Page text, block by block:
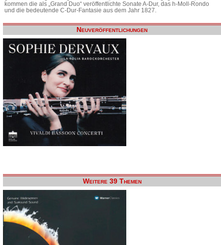
kommen die als „Grand Duo“ veröffentlichte Sonate A-Dur, das h-Moll-Rondo
und die bedeutende C-Dur-Fantasie aus dem Jahr 1827.
Neuveröffentlichungen
Weitere 39 Themen